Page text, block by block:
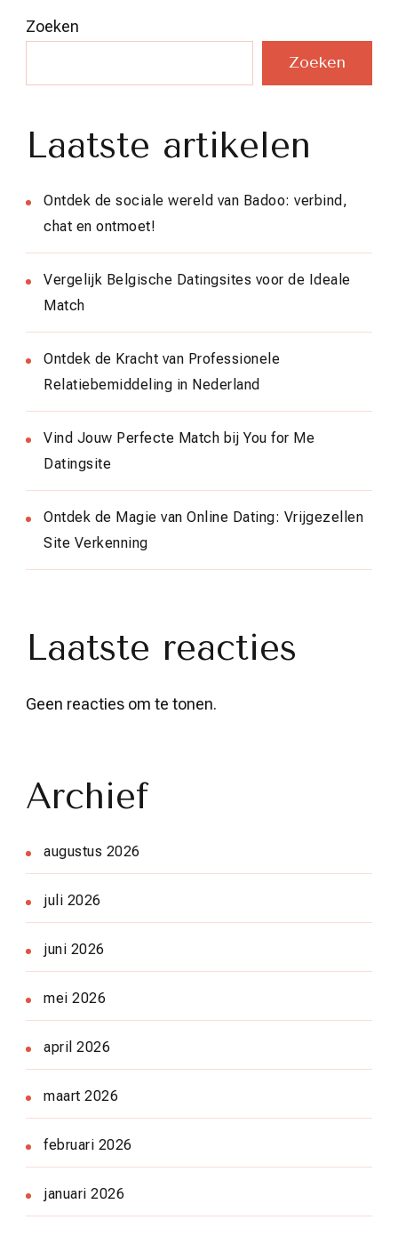
Zoeken
Zoeken
Laatste artikelen
Ontdek de sociale wereld van Badoo: verbind,
chat en ontmoet!
Vergelijk Belgische Datingsites voor de Ideale
Match
Ontdek de Kracht van Professionele
Relatiebemiddeling in Nederland
Vind Jouw Perfecte Match bij You for Me
Datingsite
Ontdek de Magie van Online Dating: Vrijgezellen
Site Verkenning
Laatste reacties
Geen reacties om te tonen.
Archief
augustus 2026
juli 2026
juni 2026
mei 2026
april 2026
maart 2026
februari 2026
januari 2026